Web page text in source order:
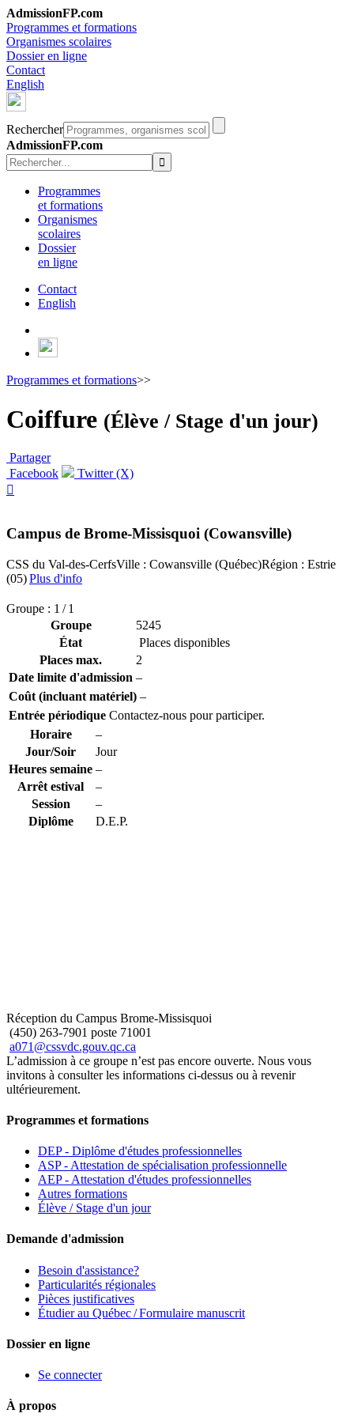
AdmissionFP.com
Programmes et formations
Organismes scolaires
Dossier en ligne
Contact
English
Rechercher
AdmissionFP.com
Programmes
et formations
Organismes
scolaires
Dossier
en ligne
Contact
English
Programmes et formations>>
Coiffure (Élève / Stage d'un jour)
Partager
Facebook
Twitter (X)

Campus de Brome-Missisquoi (Cowansville)
CSS du Val-des-CerfsVille : Cowansville (Québec)Région : Estrie
(05)Plus d'info
Groupe : 1 / 1
Groupe
5245
État
Places disponibles
Places max.
2
Date limite d'admission –
Coût (incluant matériel) –
Entrée périodique Contactez-nous pour participer.
Horaire
–
Jour/Soir
Jour
Heures semaine –
Arrêt estival
–
Session
–
Diplôme
D.E.P.
Réception du Campus Brome-Missisquoi
(450) 263-7901 poste 71001
a071@cssvdc.gouv.qc.ca
L’admission à ce groupe n’est pas encore ouverte. Nous vous
invitons à consulter les informations ci-dessus ou à revenir
ultérieurement.
Programmes et formations
DEP - Diplôme d'études professionnelles
ASP - Attestation de spécialisation professionnelle
AEP - Attestation d'études professionnelles
Autres formations
Élève / Stage d'un jour
Demande d'admission
Besoin d'assistance?
Particularités régionales
Pièces justificatives
Étudier au Québec / Formulaire manuscrit
Dossier en ligne
Se connecter
À propos